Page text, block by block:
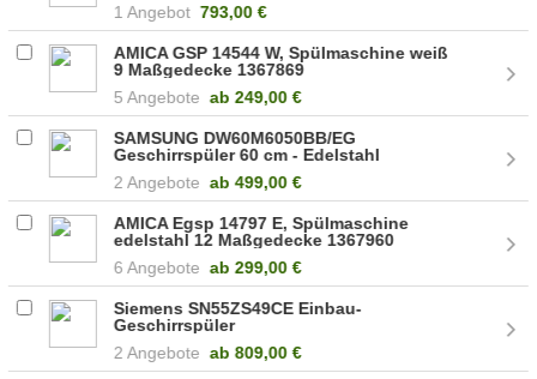
1 Angebot 793,00 €
AMICA GSP 14544 W, Spülmaschine weiß
9 Maßgedecke 1367869
5 Angebote ab 249,00 €
SAMSUNG DW60M6050BB/EG
Geschirrspüler 60 cm - Edelstahl
2 Angebote ab499,00 €
AMICA Egsp 14797 E, Spülmaschine
edelstahl 12 Maßgedecke 1367960
6 Angebote ab 299,00 €
Siemens SN55ZS49CE Einbau-
Geschirrspüler
2 Angebote ab 809,00 €